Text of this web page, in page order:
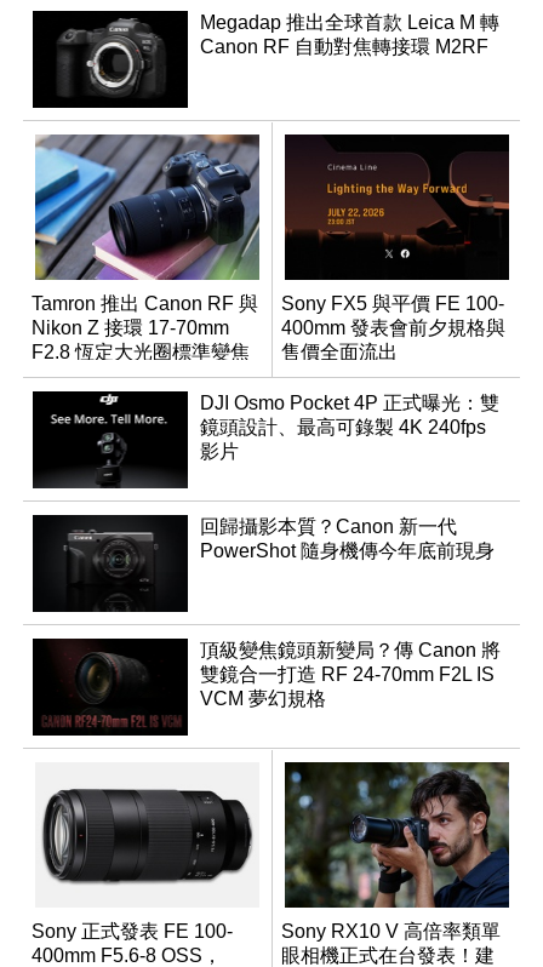
Megadap 推出全球首款 Leica M 轉
Canon RF 自動對焦轉接環 M2RF
Tamron 推出 Canon RF 與
Nikon Z 接環 17-70mm
F2.8 恆定大光圈標準變焦
鏡
Sony FX5 與平價 FE 100-
400mm 發表會前夕規格與
售價全面流出
DJI Osmo Pocket 4P 正式曝光：雙
鏡頭設計、最高可錄製 4K 240fps
影片
回歸攝影本質？Canon 新一代
PowerShot 隨身機傳今年底前現身
頂級變焦鏡頭新變局？傳 Canon 將
雙鏡合一打造 RF 24-70mm F2L IS
VCM 夢幻規格
Sony 正式發表 FE 100-
400mm F5.6-8 OSS，
Sony RX10 V 高倍率類單
眼相機正式在台發表！建